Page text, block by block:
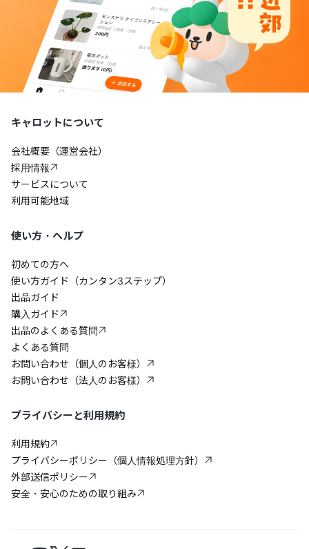
キャロットについて
会社概要（運営会社）
採用情報
サービスについて
利用可能地域
使い方・ヘルプ
初めての方へ
使い方ガイド（カンタン3ステップ）
出品ガイド
購入ガイド
出品のよくある質問
よくある質問
お問い合わせ（個人のお客様）
お問い合わせ（法人のお客様）
プライバシーと利用規約
利用規約
プライバシーポリシー（個人情報処理方針）
外部送信ポリシー
安全・安心のための取り組み